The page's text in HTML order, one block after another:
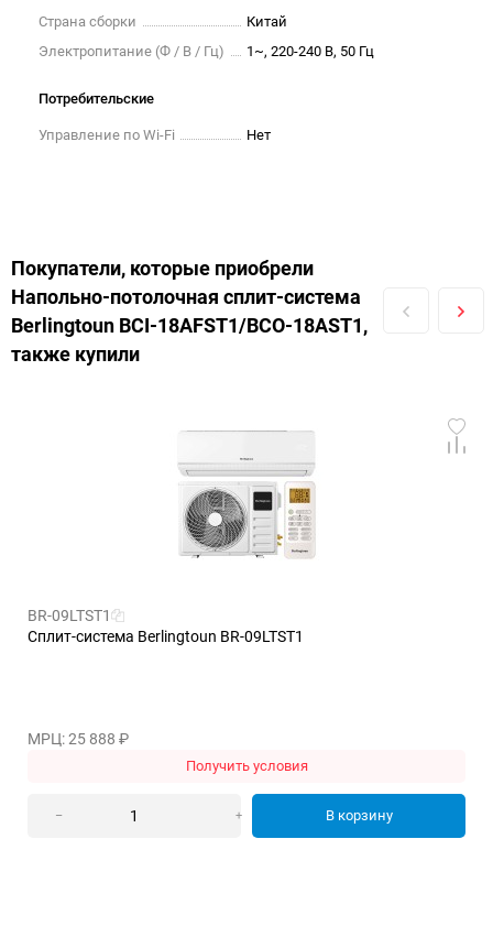
Страна сборки
Китай
Электропитание (Ф / В / Гц)
1~, 220-240 В, 50 Гц
Потребительские
Управление по Wi-Fi Нет
Покупатели, которые приобрели
Напольно-потолочная сплит-система
Berlingtoun BCI-18AFST1/BCO-18AST1,
также купили
BR-09LTST1
Сплит-система Berlingtoun BR-09LTST1
МРЦ: 25 888 ₽
Получить условия
– + В корзину